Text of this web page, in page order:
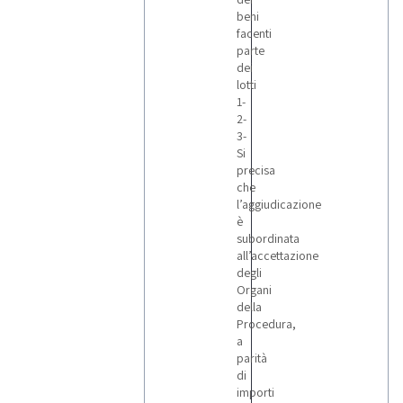
beni
facenti
parte
dei
lotti
1-
2-
3-
Si
precisa
che
l’aggiudicazione
è
subordinata
all’accettazione
degli
Organi
della
Procedura,
a
parità
di
importi